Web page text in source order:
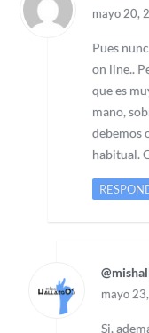
mayo 20,
Pues
on line..
que es
mano,
debemos
habitual.
mayo
Si,